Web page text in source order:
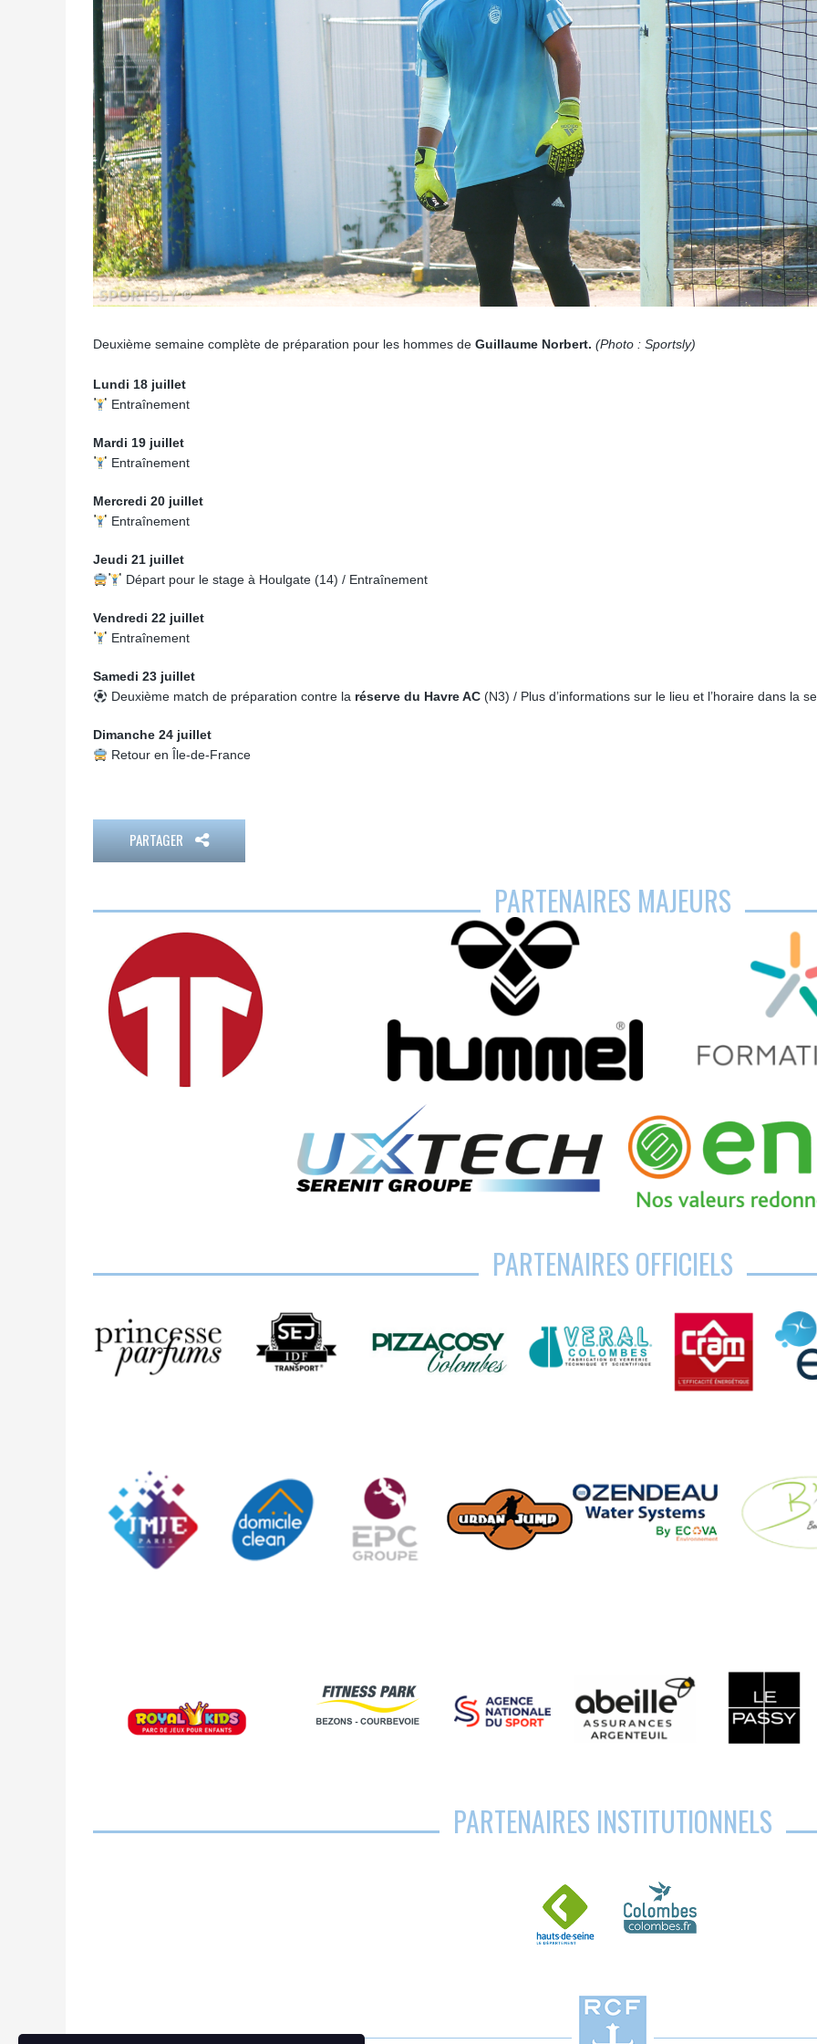
Deuxième semaine complète de préparation pour les hommes de Guillaume Norbert. (Photo : Sportsly)
Lundi 18 juillet
Entraînement
Mardi 19 juillet
Entraînement
Mercredi 20 juillet
Entraînement
Jeudi 21 juillet
Départ pour le stage à Houlgate (14) / Entraînement
Vendredi 22 juillet
Entraînement
Samedi 23 juillet
Deuxième match de préparation contre la réserve du Havre AC(N3) / Plus d’informations sur le lieu et l’horaire dans la
Dimanche 24 juillet
Retour en Île-de-France
PARTAGER
PARTENAIRES MAJEURS
PARTENAIRES OFFICIELS
PARTENAIRES INSTITUTIONNELS